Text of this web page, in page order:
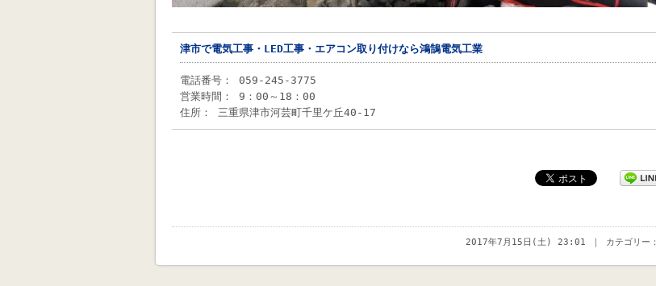
津市で電気工事・LED工事・エアコン取り付けなら鴻鵠電気工業
電話番号： 059-245-3775
営業時間： 9：00～18：00
住所： 三重県津市河芸町千里ケ丘40-17
2017年7月15日(土) 23:01 ｜ カテゴリー：